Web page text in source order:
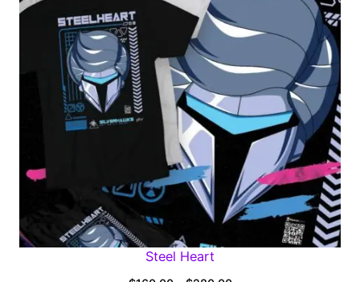
Steel Heart